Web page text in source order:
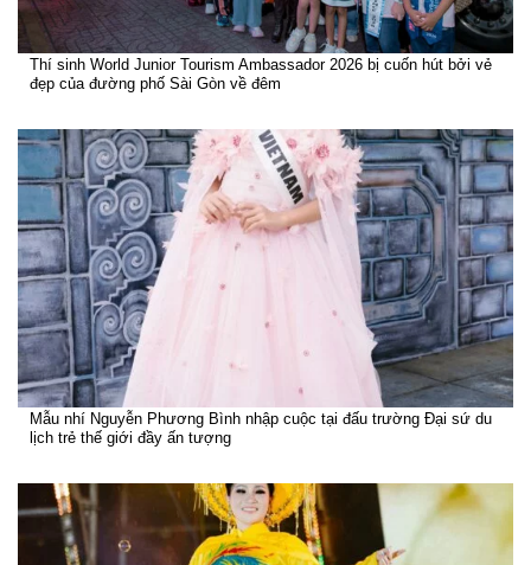
Thí sinh World Junior Tourism Ambassador 2026 bị cuốn hút bởi vẻ
đẹp của đường phố Sài Gòn về đêm
Mẫu nhí Nguyễn Phương Bình nhập cuộc tại đấu trường Đại sứ du
lịch trẻ thế giới đầy ấn tượng